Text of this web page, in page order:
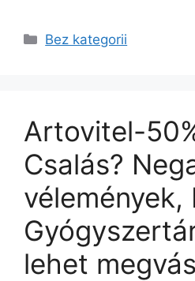
c
o
k
st
n
ai
e
g
Kategória
Bez kategorii
Artovitel-
Csalás?
vélemények,
lehet